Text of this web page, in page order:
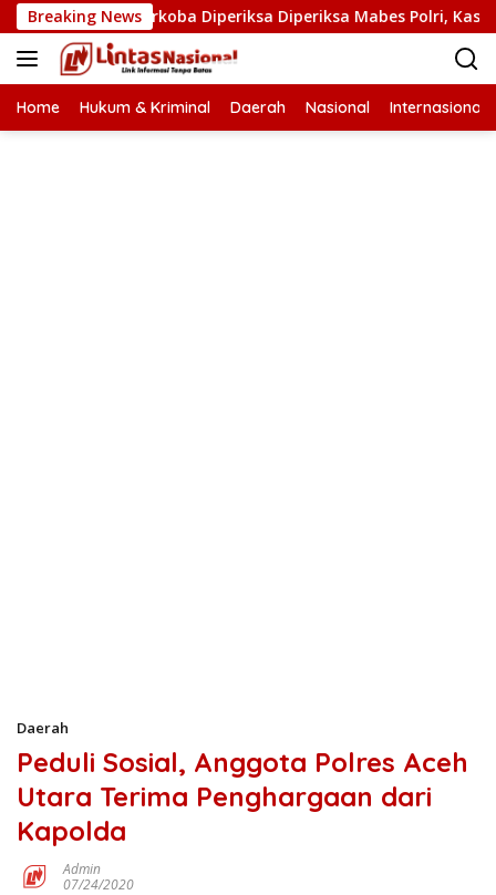
Langsung
ke
konten
Breaking News
Kasat Narkoba Diperiksa Diperiksa Mabes Polri, Kasus Apa?
Home Hukum & Kriminal Daerah Nasional Internasional
Daerah
Peduli Sosial, Anggota Polres Aceh
Utara Terima Penghargaan dari
Kapolda
Admin
07/24/2020